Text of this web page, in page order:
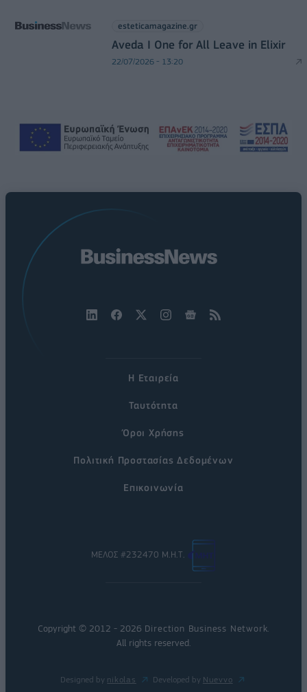
esteticamagazine.gr
Aveda I One for All Leave in Elixir
22/07/2026 - 13:20
Η Εταιρεία
Ταυτότητα
Όροι Χρήσης
Πολιτική Προστασίας Δεδομένων
Επικοινωνία
ΜΕΛΟΣ #232470 Μ.Η.Τ.
Copyright © 2012 - 2026 Direction Business Network.
All rights reserved.
Designed by nikolas Developed by Nuevvo